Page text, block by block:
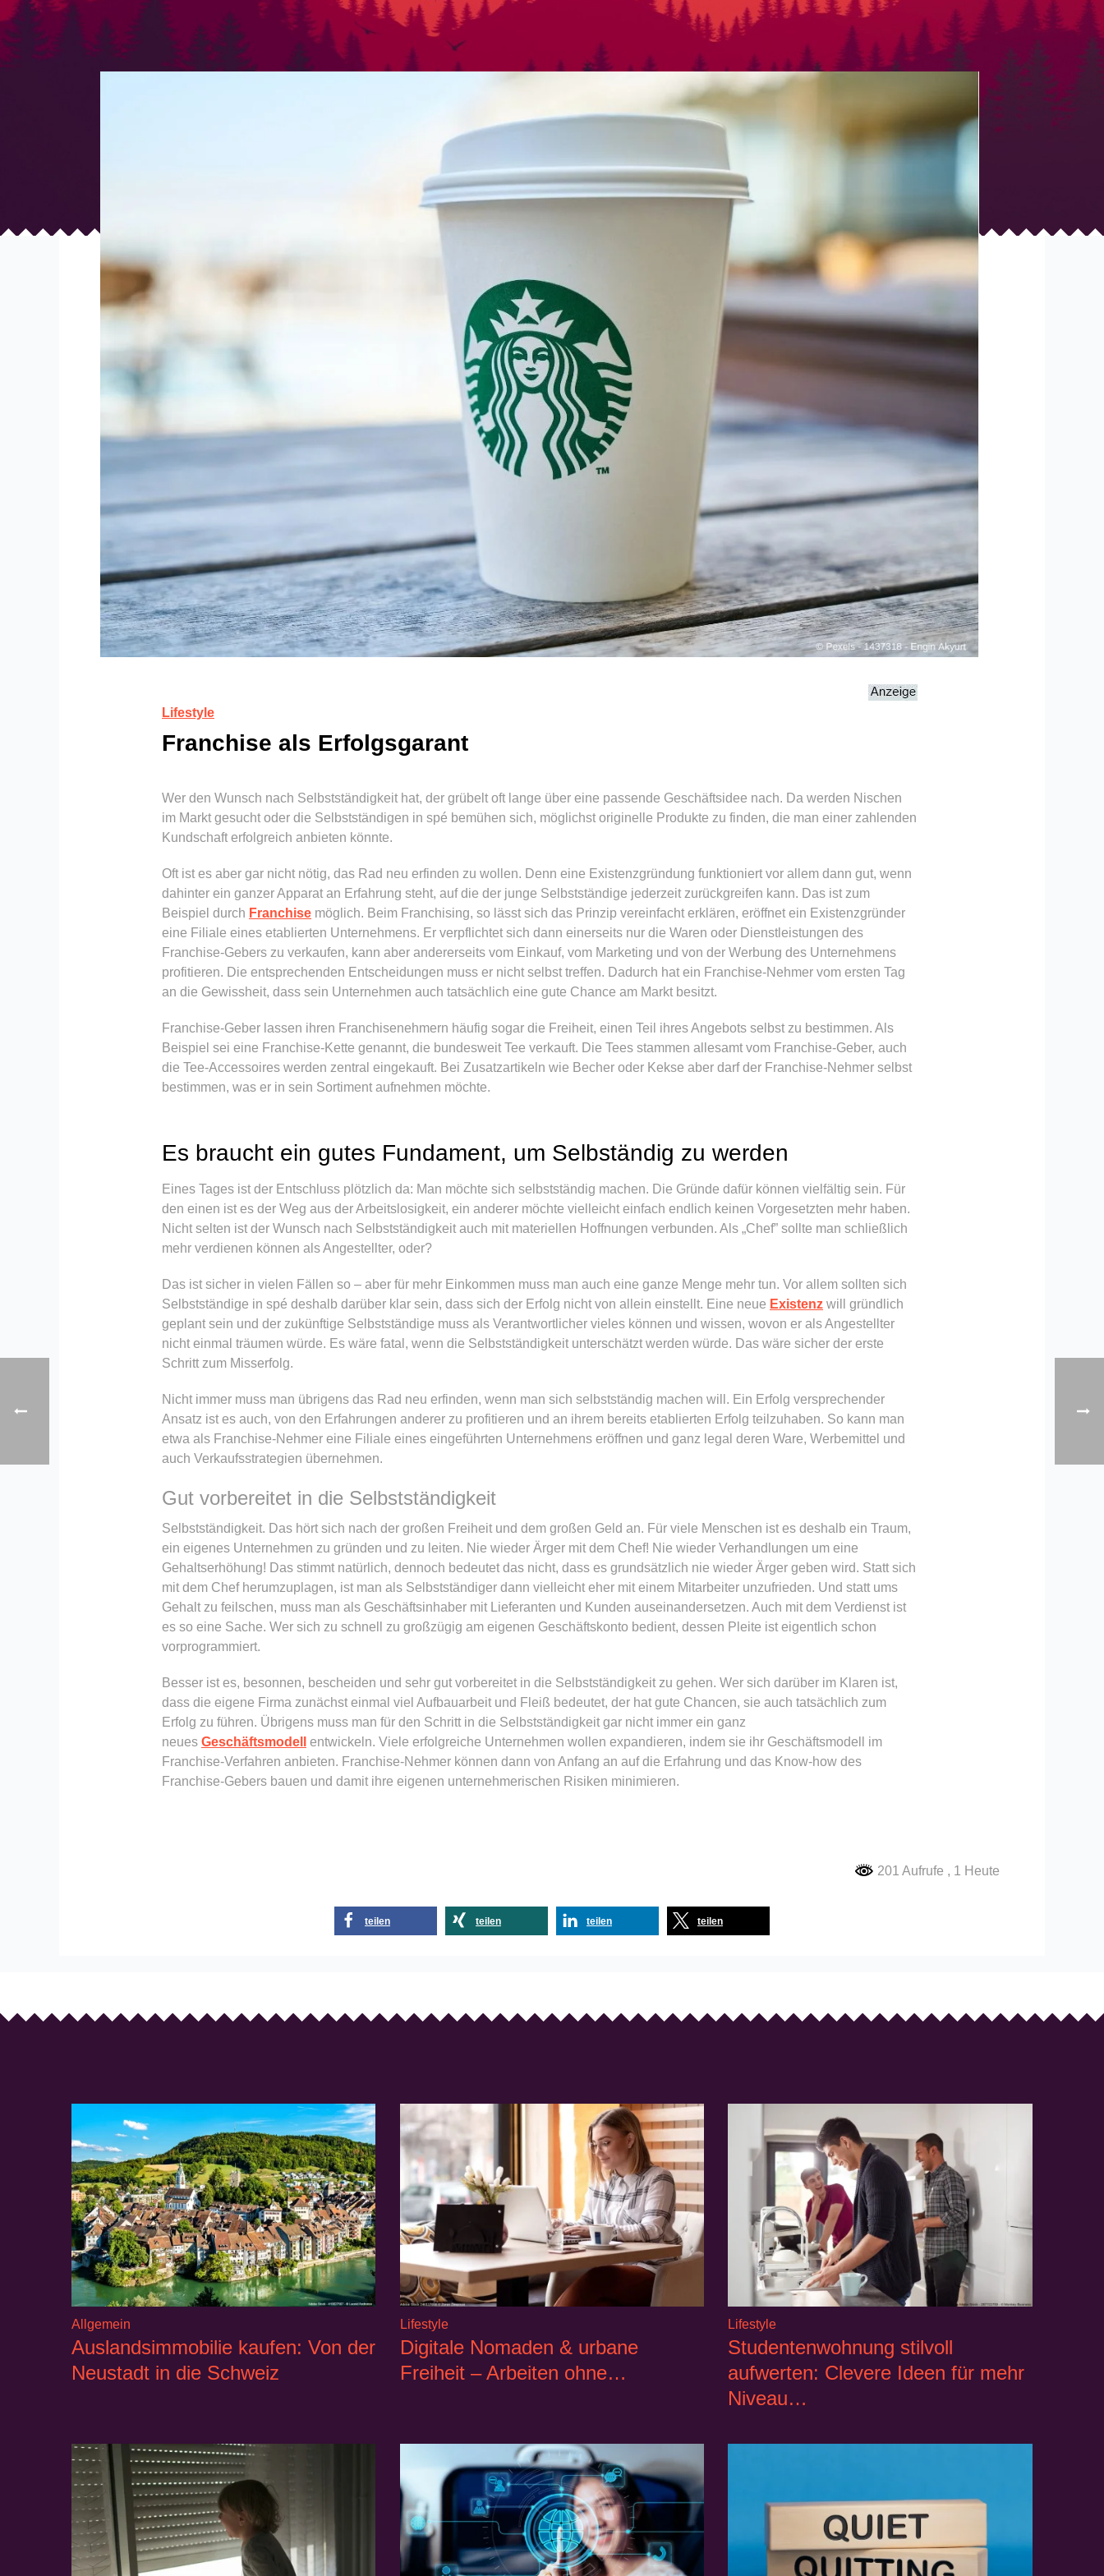
Lifestyle
Franchise als Erfolgsgarant
Wer den Wunsch nach Selbstständigkeit hat, der grübelt oft lange über eine passende Geschäftsidee nach. Da werden Nischen
im Markt gesucht oder die Selbstständigen in spé bemühen sich, möglichst originelle Produkte zu finden, die man einer zahlenden
Kundschaft erfolgreich anbieten könnte.
Oft ist es aber gar nicht nötig, das Rad neu erfinden zu wollen. Denn eine Existenzgründung funktioniert vor allem dann gut, wenn
dahinter ein ganzer Apparat an Erfahrung steht, auf die der junge Selbstständige jederzeit zurückgreifen kann. Das ist zum
Beispiel durch Franchise möglich. Beim Franchising, so lässt sich das Prinzip vereinfacht erklären, eröffnet ein Existenzgründer
eine Filiale eines etablierten Unternehmens. Er verpflichtet sich dann einerseits nur die Waren oder Dienstleistungen des
Franchise-Gebers zu verkaufen, kann aber andererseits vom Einkauf, vom Marketing und von der Werbung des Unternehmens
profitieren. Die entsprechenden Entscheidungen muss er nicht selbst treffen. Dadurch hat ein Franchise-Nehmer vom ersten Tag
an die Gewissheit, dass sein Unternehmen auch tatsächlich eine gute Chance am Markt besitzt.
Franchise-Geber lassen ihren Franchisenehmern häufig sogar die Freiheit, einen Teil ihres Angebots selbst zu bestimmen. Als
Beispiel sei eine Franchise-Kette genannt, die bundesweit Tee verkauft. Die Tees stammen allesamt vom Franchise-Geber, auch
die Tee-Accessoires werden zentral eingekauft. Bei Zusatzartikeln wie Becher oder Kekse aber darf der Franchise-Nehmer selbst
bestimmen, was er in sein Sortiment aufnehmen möchte.
Es braucht ein gutes Fundament, um Selbständig zu werden
Eines Tages ist der Entschluss plötzlich da: Man möchte sich selbstständig machen. Die Gründe dafür können vielfältig sein. Für
den einen ist es der Weg aus der Arbeitslosigkeit, ein anderer möchte vielleicht einfach endlich keinen Vorgesetzten mehr haben.
Nicht selten ist der Wunsch nach Selbstständigkeit auch mit materiellen Hoffnungen verbunden. Als „Chef” sollte man schließlich
mehr verdienen können als Angestellter, oder?
Das ist sicher in vielen Fällen so – aber für mehr Einkommen muss man auch eine ganze Menge mehr tun. Vor allem sollten sich
Selbstständige in spé deshalb darüber klar sein, dass sich der Erfolg nicht von allein einstellt. Eine neue Existenz will gründlich
geplant sein und der zukünftige Selbstständige muss als Verantwortlicher vieles können und wissen, wovon er als Angestellter
nicht einmal träumen würde. Es wäre fatal, wenn die Selbstständigkeit unterschätzt werden würde. Das wäre sicher der erste
Schritt zum Misserfolg.
Nicht immer muss man übrigens das Rad neu erfinden, wenn man sich selbstständig machen will. Ein Erfolg versprechender
Ansatz ist es auch, von den Erfahrungen anderer zu profitieren und an ihrem bereits etablierten Erfolg teilzuhaben. So kann man
etwa als Franchise-Nehmer eine Filiale eines eingeführten Unternehmens eröffnen und ganz legal deren Ware, Werbemittel und
auch Verkaufsstrategien übernehmen.
Gut vorbereitet in die Selbstständigkeit
Selbstständigkeit. Das hört sich nach der großen Freiheit und dem großen Geld an. Für viele Menschen ist es deshalb ein Traum,
ein eigenes Unternehmen zu gründen und zu leiten. Nie wieder Ärger mit dem Chef! Nie wieder Verhandlungen um eine
Gehaltserhöhung! Das stimmt natürlich, dennoch bedeutet das nicht, dass es grundsätzlich nie wieder Ärger geben wird. Statt sich
mit dem Chef herumzuplagen, ist man als Selbstständiger dann vielleicht eher mit einem Mitarbeiter unzufrieden. Und statt ums
Gehalt zu feilschen, muss man als Geschäftsinhaber mit Lieferanten und Kunden auseinandersetzen. Auch mit dem Verdienst ist
es so eine Sache. Wer sich zu schnell zu großzügig am eigenen Geschäftskonto bedient, dessen Pleite ist eigentlich schon
vorprogrammiert.
Besser ist es, besonnen, bescheiden und sehr gut vorbereitet in die Selbstständigkeit zu gehen. Wer sich darüber im Klaren ist,
dass die eigene Firma zunächst einmal viel Aufbauarbeit und Fleiß bedeutet, der hat gute Chancen, sie auch tatsächlich zum
Erfolg zu führen. Übrigens muss man für den Schritt in die Selbstständigkeit gar nicht immer ein ganz
neues Geschäftsmodell
entwickeln. Viele erfolgreiche Unternehmen wollen expandieren, indem sie ihr Geschäftsmodell im
Franchise-Verfahren anbieten. Franchise-Nehmer können dann von Anfang an auf die Erfahrung und das Know-how des
Franchise-Gebers bauen und damit ihre eigenen unternehmerischen Risiken minimieren.
201 Aufrufe , 1 Heute
teilen teilen teilen teilen
Allgemein
Auslandsimmobilie kaufen: Von der
Neustadt in die Schweiz
Lifestyle
Digitale Nomaden & urbane
Freiheit – Arbeiten ohne…
Lifestyle
Studentenwohnung stilvoll
aufwerten: Clevere Ideen für mehr
Niveau…